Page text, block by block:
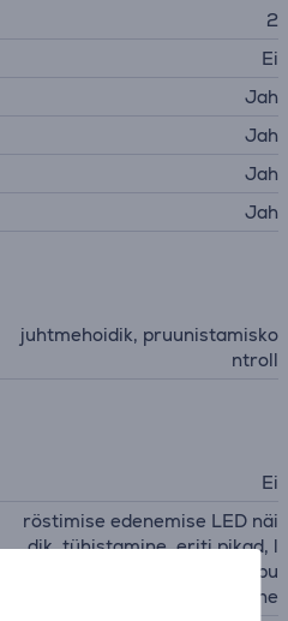
2
Ei
Jah
Jah
Jah
Jah
juhtmehoidik, pruunistamisko
ntroll
Ei
röstimise edenemise LED näi
dik, tühistamine, eriti pikad, l
aiad ja sügavad viiluvahed, pu
uviljaleiva röstimine